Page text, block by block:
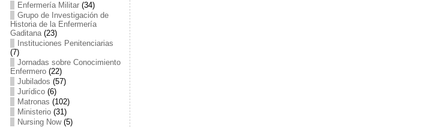
Enfermería Militar(34)
Grupo de Investigación de
Historia de la Enfermería
Gaditana(23)
Instituciones Penitenciarias
(7)
Jornadas sobre Conocimiento
Enfermero(22)
Jubilados (57)
Jurídico(6)
Matronas (102)
Ministerio(31)
Nursing Now(5)